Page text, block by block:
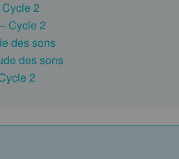
2
Cycle 2
des sons
des sons
2